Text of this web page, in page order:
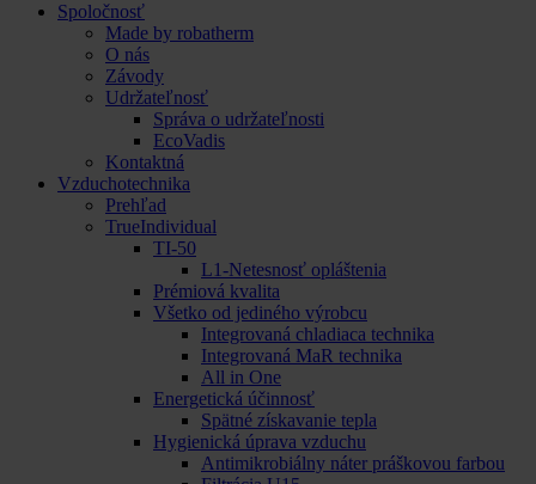
Spoločnosť
Made by robatherm
O nás
Závody
Udržateľnosť
Správa o udržateľnosti
EcoVadis
Kontaktná
Vzduchotechnika
Prehľad
TrueIndividual
TI-50
L1-Netesnosť opláštenia
Prémiová kvalita
Všetko od jediného výrobcu
Integrovaná chladiaca technika
Integrovaná MaR technika
All in One
Energetická účinnosť
Spätné získavanie tepla
Hygienická úprava vzduchu
Antimikrobiálny náter práškovou farbou